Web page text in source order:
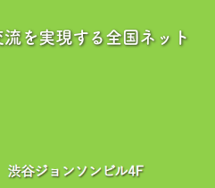
を実現する全国ネット